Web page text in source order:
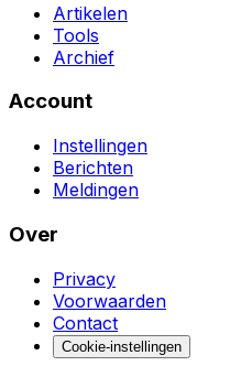
Artikelen
Tools
Archief
Account
Instellingen
Berichten
Meldingen
Over
Privacy
Voorwaarden
Contact
Cookie-instellingen